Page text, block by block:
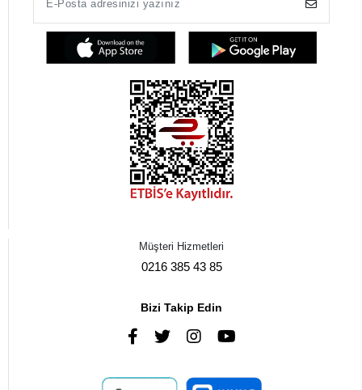
Müşteri Hizmetleri
0216 385 43 85
Bizi Takip Edin